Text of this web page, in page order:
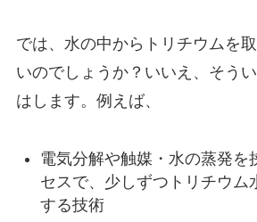
では、水の中からトリチウムを
いのでしょうか？いいえ、そう
はします。例えば、
電気分解や触媒・水の蒸発を
セスで、少しずつトリチウム
する技術